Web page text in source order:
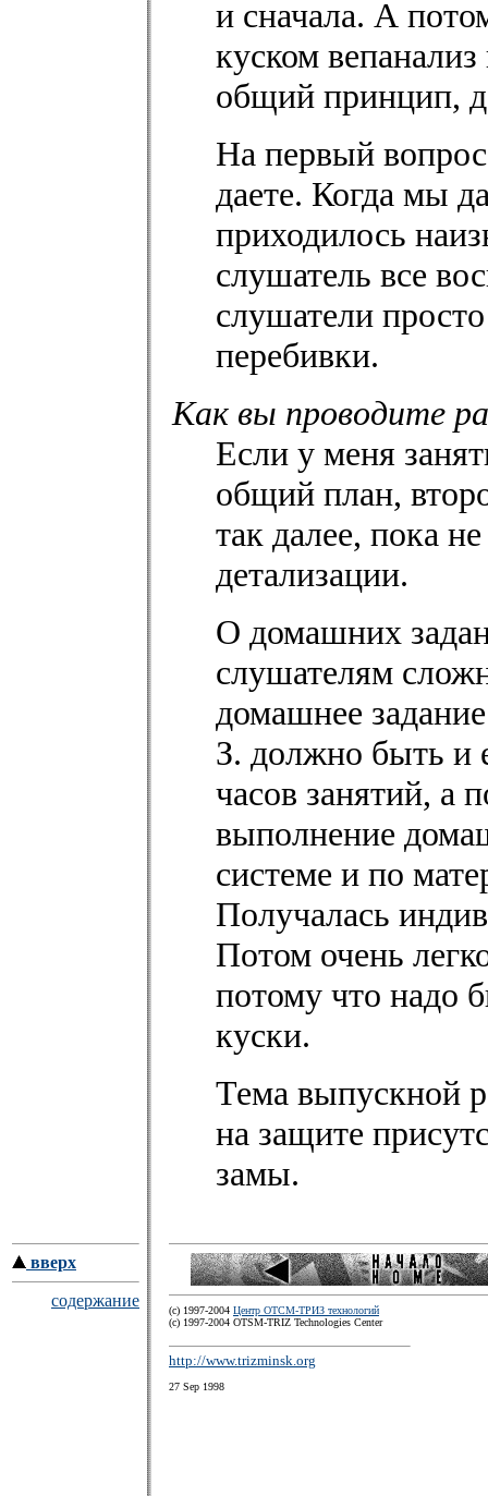
и сначала. А
куском
общий принцип,
На первый
даете. Когда мы
приходилось
слушатель все
слушатели
перебивки.
Как вы проводите
Если у меня
общий план,
так далее, пока
детализации.
О домашних
слушателям
домашнее
З. должно быть и
часов занятий, а
выполнение
системе и по
Получалась
Потом очень
потому что надо
куски.
Тема выпускной
на защите
замы.
вверх
содержание
(c) 1997-2004 Центр ОТСМ-ТРИЗ технологий
(с) 1997-2004 OTSM-TRIZ Technologies Center
http://www.trizminsk.org
27 Sep 1998